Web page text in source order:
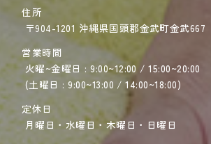
住所
〒904-1201 沖縄県国頭郡金武町金武667
営業時間
火曜~金曜日 : 9:00~12:00 / 15:00~20:00
(土曜日 : 9:00~13:00 / 14:00~18:00)
定休日
月曜日・水曜日・木曜日・日曜日